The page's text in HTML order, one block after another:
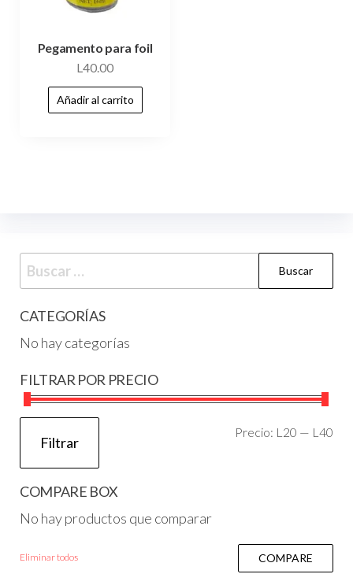
Pegamento para foil
L40.00
Añadir al carrito
CATEGORÍAS
No hay categorías
FILTRAR POR PRECIO
Filtrar
Precio: L20 — L40
COMPARE BOX
No hay productos que comparar
Eliminar todos COMPARE